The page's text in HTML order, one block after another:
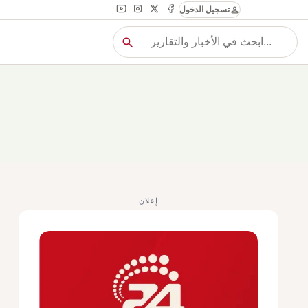
personتسجيل الدخول
بحث search
إعلان